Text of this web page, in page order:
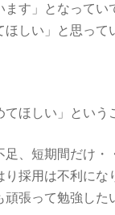
ます」となってい
ほしい」と思って
てほしい」という
足、短期間だけ・
り採用は不利にな
頑張って勉強した